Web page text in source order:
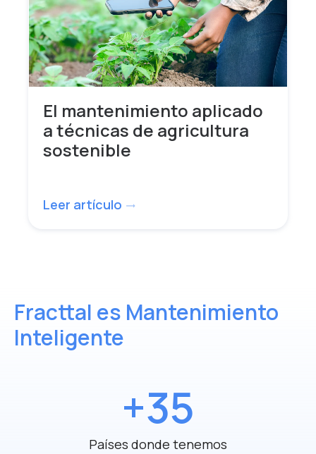
El mantenimiento aplicado
a técnicas de agricultura
sostenible
Leer artículo trending_flat
Fracttal es Mantenimiento
Inteligente
+35
Países donde tenemos